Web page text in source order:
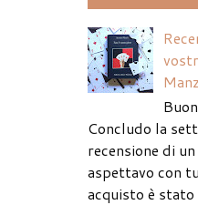
Concludo la
recensione di
aspettavo con
acquisto è